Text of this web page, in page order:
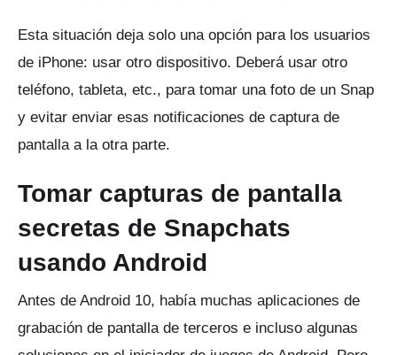
Esta situación deja solo una opción para los usuarios
de iPhone: usar otro dispositivo. Deberá usar otro
teléfono, tableta, etc., para tomar una foto de un Snap
y evitar enviar esas notificaciones de captura de
pantalla a la otra parte.
Tomar capturas de pantalla
secretas de Snapchats
usando Android
Antes de Android 10, había muchas aplicaciones de
grabación de pantalla de terceros e incluso algunas